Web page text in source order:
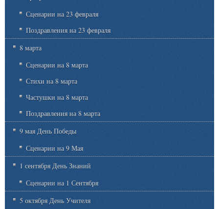
Сценарии на 23 февраля
Поздравления на 23 февраля
8 марта
Сценарии на 8 марта
Стихи на 8 марта
Частушки на 8 марта
Поздравления на 8 марта
9 мая День Победы
Сценарии на 9 Мая
1 сентября День Знаний
Сценарии на 1 Сентября
5 октября День Учителя